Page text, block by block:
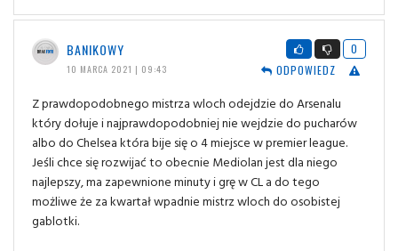
BANIKOWY
10 MARCA 2021 | 09:43
0
ODPOWIEDZ
Z prawdopodobnego mistrza wloch odejdzie do Arsenalu
który dołuje i najprawdopodobniej nie wejdzie do pucharów
albo do Chelsea która bije się o 4 miejsce w premier league.
Jeśli chce się rozwijać to obecnie Mediolan jest dla niego
najlepszy, ma zapewnione minuty i grę w CL a do tego
możliwe że za kwartał wpadnie mistrz wloch do osobistej
gablotki.